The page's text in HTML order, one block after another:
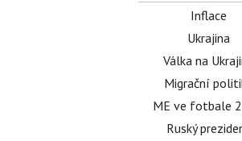
Inflace
Ukrajina
Válka na
Migrační
ME ve fotbale
Ruský